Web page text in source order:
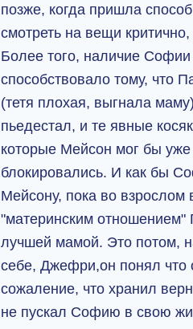
позже, когда пришла
смотреть на вещи
Более того, наличие Софии
способствовало тому, что
(тетя плохая, выгнала
пьедестал, и те явные
которые Мейсон мог бы уже
блокировались. И как бы
Мейсону, пока во взрослом
"материнским
лучшей мамой. Это потом,
себе, Джефри,он понял что
сожаление, что хранил
не пускал Софию в свою